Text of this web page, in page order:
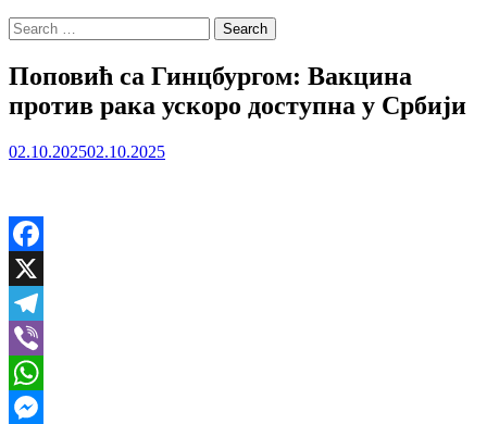
Search
for:
Поповић са Гинцбургом: Вакцина
против рака ускоро доступна у Србији
02.10.202502.10.2025
Facebook
X
Telegram
Viber
WhatsApp